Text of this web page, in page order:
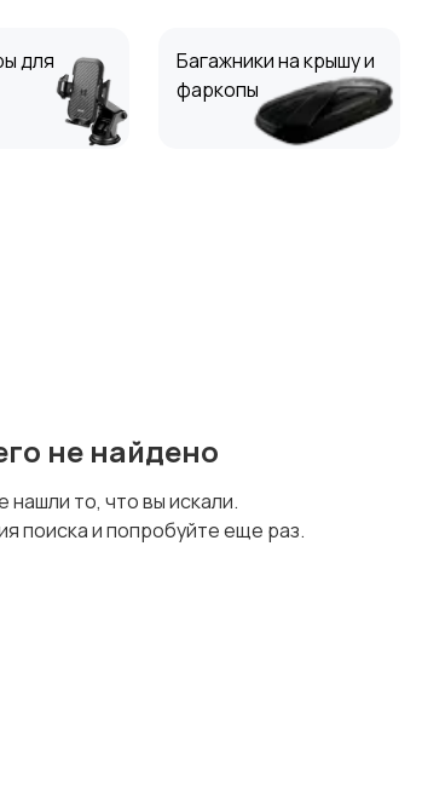
для
Багажники на крышу и
фаркопы
и
не найдено
нашли то, что вы искали.
поиска и попробуйте еще раз.